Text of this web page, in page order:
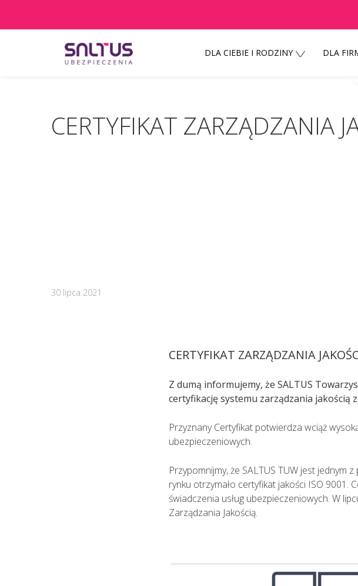
DLA CIEBIE I RODZINY DLA
Szanowni Państwo,
Pacjenci z objawami infekcji lub podejrzani o zakażenie
KAŻDEMU pacjentowi, również bez cech infekcji,
na podstawie przeprowadzonego wywiadu medycznego
CERTYFIKAT ZARZĄDZANIA
30 lipca 2021
CERTYFIKAT ZARZĄDZANIA
Z dumą informujemy, że SALTUS
certyfikację systemu zarządzania jakością
Przyznany Certyfikat potwierdza wciąż
ubezpieczeniowych.
Przypomnijmy, że SALTUS TUW jest
rynku otrzymało certyfikat jakości ISO 9001.
świadczenia usług ubezpieczeniowych. W
Zarządzania Jakością.